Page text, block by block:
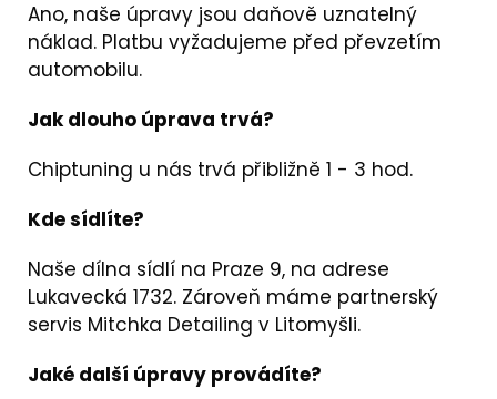
Ano, naše úpravy jsou daňově uznatelný
náklad. Platbu vyžadujeme před převzetím
automobilu.
Jak dlouho úprava trvá?
Chiptuning u nás trvá přibližně 1 - 3 hod.
Kde sídlíte?
Naše dílna sídlí na Praze 9, na adrese
Lukavecká 1732. Zároveň máme partnerský
servis Mitchka Detailing v Litomyšli.
Jaké další úpravy provádíte?